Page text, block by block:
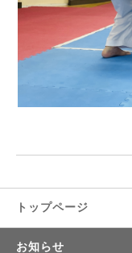
トップページ
お知らせ